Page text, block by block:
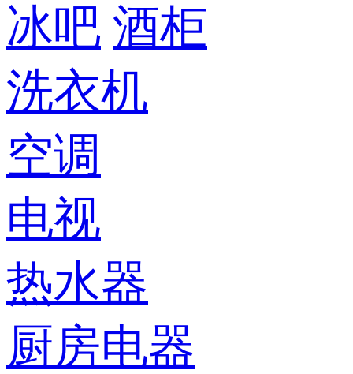
冰吧 酒柜
洗衣机
空调
电视
热水器
厨房电器